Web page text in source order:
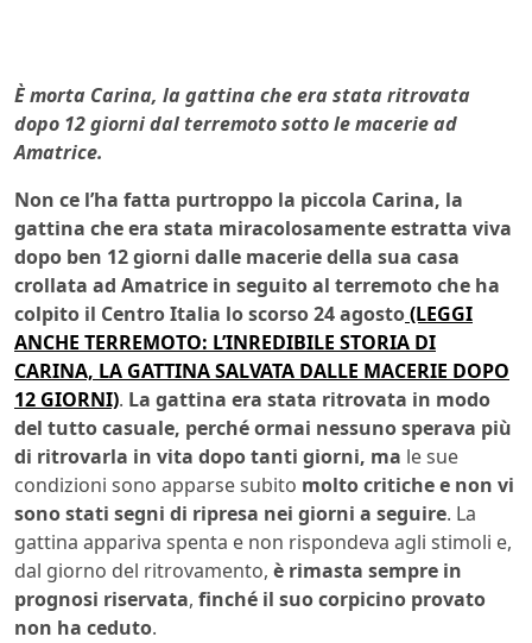
È morta Carina, la gattina che era stata ritrovata
dopo 12 giorni dal terremoto sotto le macerie ad
Amatrice.
Non ce l’ha fatta purtroppo la piccola Carina, la
gattina che era stata miracolosamente estratta viva
dopo ben 12 giorni dalle maceriedella sua casa
crollata ad Amatrice in seguito al terremoto che ha
colpito il Centro Italia lo scorso 24 agosto(LEGGI
ANCHE TERREMOTO: L’INREDIBILE STORIA DI
CARINA, LA GATTINA SALVATA DALLE MACERIE DOPO
12 GIORNI). La gattina era stata ritrovata in modo
del tutto casuale, perché ormai nessuno sperava più
di ritrovarla in vita dopo tanti giorni, ma le sue
condizioni sono apparse subito molto critiche e non vi
sono stati segni di ripresa nei giorni a seguire. La
gattina appariva spenta e non rispondeva agli stimoli e,
dal giorno del ritrovamento, è rimasta sempre in
prognosi riservata, finché il suo corpicino provato
non ha ceduto.